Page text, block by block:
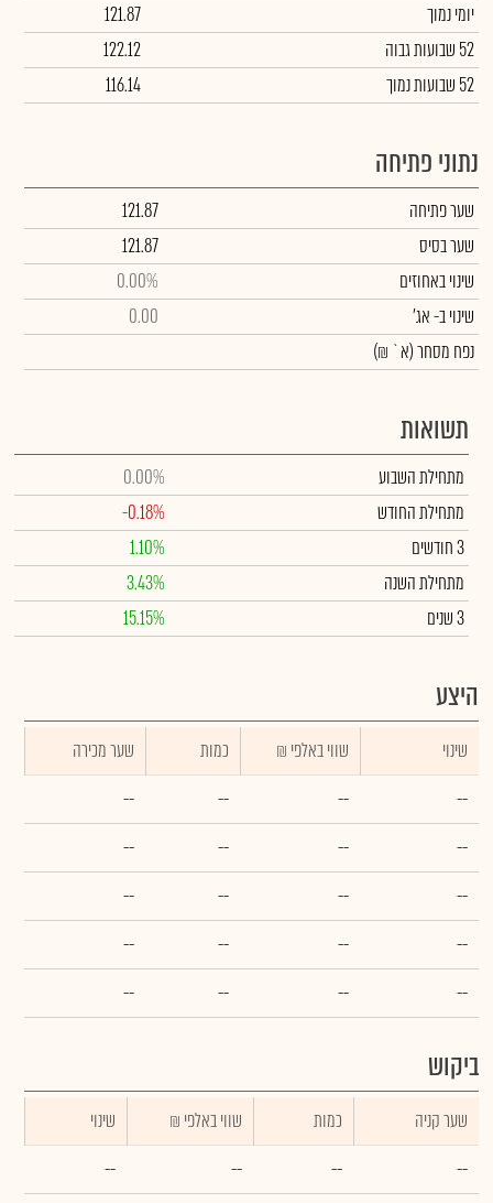
יומי נמוך
121.87
52 שבועות גבוה
122.12
52 שבועות נמוך
116.14
נתוני פתיחה
שער פתיחה
121.87
שער בסיס
121.87
שינוי באחוזים
0.00%
שינויב- אג'
0.00
נפח מסחר(א` ₪)
תשואות
מתחילת השבוע
0.00%
מתחילת החודש
-0.18%
3 חודשים
1.10%
מתחילת השנה
3.43%
3 שנים
15.15%
היצע
שינוי ₪ שווי באלפי כמות
שער מכירה
--
--
--
--
--
--
--
--
--
--
--
--
--
--
--
--
--
--
--
--
ביקוש
שער קניה כמות ₪ שווי באלפי
שינוי
--
--
--
--